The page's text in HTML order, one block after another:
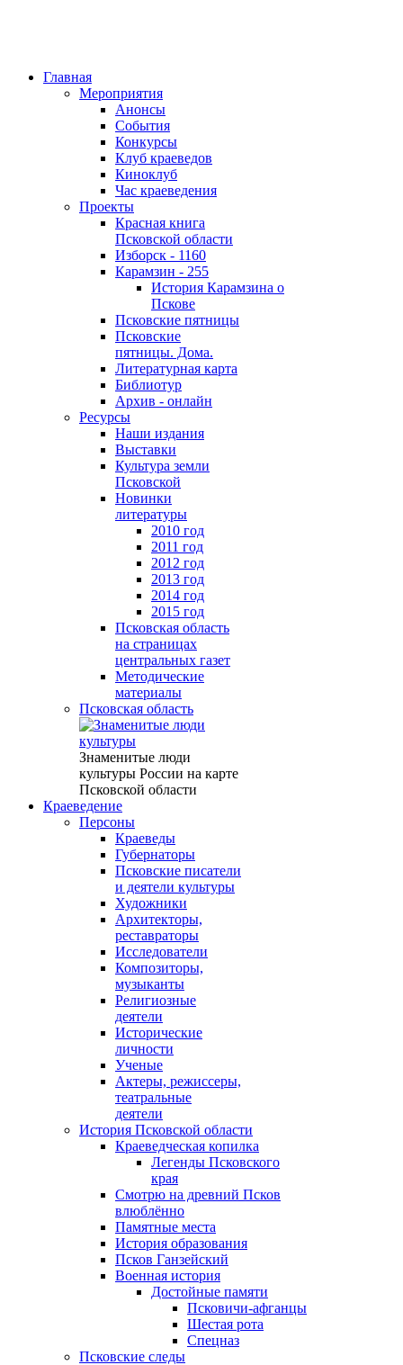
Главная
Мероприятия
Анонсы
События
Конкурсы
Клуб краеведов
Киноклуб
Час краеведения
Проекты
Красная книга
Псковской области
Изборск - 1160
Карамзин - 255
История Карамзина о
Пскове
Псковские пятницы
Псковские
пятницы. Дома.
Литературная карта
Библиотур
Архив - онлайн
Ресурсы
Наши издания
Выставки
Культура земли
Псковской
Новинки
литературы
2010 год
2011 год
2012 год
2013 год
2014 год
2015 год
Псковская область
на страницах
центральных газет
Методические
материалы
Псковская область
Знаменитые люди
культуры России на карте
Псковской области
Краеведение
Персоны
Краеведы
Губернаторы
Псковские писатели
и деятели культуры
Художники
Архитекторы,
реставраторы
Исследователи
Композиторы,
музыканты
Религиозные
деятели
Исторические
личности
Ученые
Актеры, режиссеры,
театральные
деятели
История Псковской области
Краеведческая копилка
Легенды Псковского
края
Смотрю на древний Псков
влюблённо
Памятные места
История образования
Псков Ганзейский
Военная история
Достойные памяти
Псковичи-афганцы
Шестая рота
Спецназ
Псковские следы